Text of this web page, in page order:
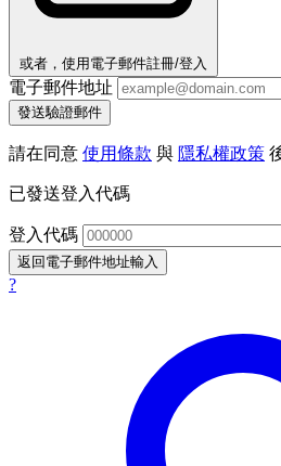
或者，使用電子郵件註冊/登入
電子郵件地址
發送驗證郵件
請在同意 使用條款 與 隱私權政策
已發送登入代碼
登入代碼
返回電子郵件地址輸入
?